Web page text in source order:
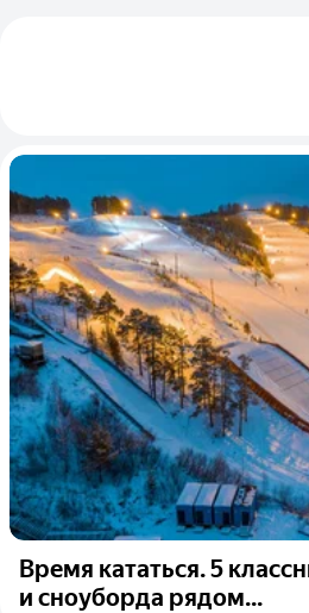
Время кататься. 5
и сноуборда рядом...